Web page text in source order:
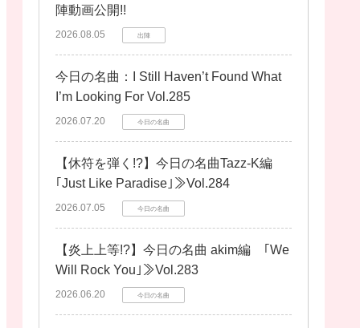
陣動画公開!!
2026.08.05 出陣
今日の名曲：I Still Haven’t Found What
I’m Looking For Vol.285
2026.07.20 今日の名曲
【休符を弾く!?】今日の名曲Tazz-K編
｢Just Like Paradise｣≫Vol.284
2026.07.05 今日の名曲
【炎上上等!?】今日の名曲 akim編 ｢We
Will Rock You｣≫Vol.283
2026.06.20 今日の名曲